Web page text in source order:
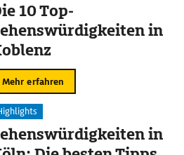
10 Top-
in
Mehr erfahren
in